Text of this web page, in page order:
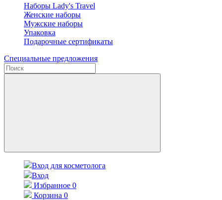
Наборы Lady's Travel
Женские наборы
Мужские наборы
Упаковка
Подарочные сертификаты
Специальные предложения
Вход для косметолога
Вход
Избранное 0
Корзина 0